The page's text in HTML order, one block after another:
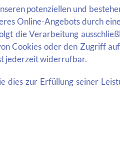
potenziellen und
Online-Angebots durch
die Verarbeitung
Cookies oder den Zugriff
jederzeit widerrufbar.
zur Erfüllung seiner